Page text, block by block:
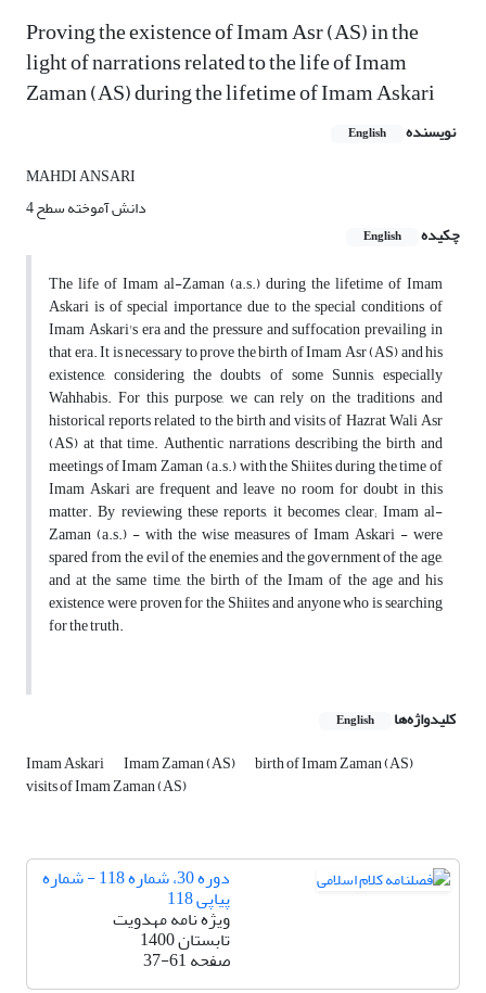
Proving the existence of Imam Asr (AS) in the
light of narrations related to the life of Imam
Zaman (AS) during the lifetime of Imam Askari
نویسنده English
MAHDI ANSARI
دانش آموخته سطح 4
چکیده
English
The life of Imam al-Zaman (a.s.) during the lifetime of Imam
Askari is of special importance due to the special conditions of
Imam Askari's era and the pressure and suffocation prevailing in
that era. It is necessary to prove the birth of Imam Asr (AS) and his
existence, considering the doubts of some Sunnis, especially
Wahhabis. For this purpose, we can rely on the traditions and
historical reports related to the birth and visits of Hazrat Wali Asr
(AS) at that time. Authentic narrations describing the birth and
meetings of Imam Zaman (a.s.) with the Shiites during the time of
Imam Askari are frequent and leave no room for doubt in this
matter. By reviewing these reports, it becomes clear; Imam al-
Zaman (a.s.) - with the wise measures of Imam Askari - were
spared from the evil of the enemies and the government of the age,
and at the same time, the birth of the Imam of the age and his
existence were proven for the Shiites and anyone who is searching
for the truth.
کلیدواژه‌ها English
Imam Askari Imam Zaman (AS) birth of Imam Zaman (AS)
visits of Imam Zaman (AS)
دوره 30، شماره 118 - شماره
پیاپی 118
ویژه نامه مهدویت
تابستان 1400
صفحه37-61